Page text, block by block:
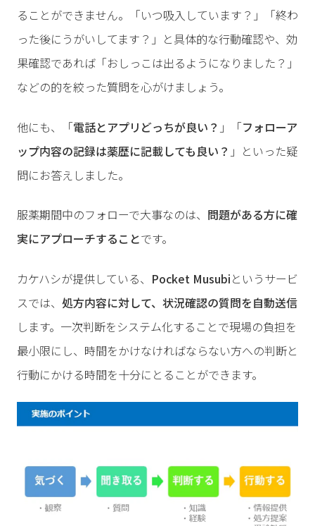
ることができません。「いつ吸入しています？」「終わ
った後にうがいしてます？」と具体的な行動確認や、効
果確認であれば「おしっこは出るようになりました？」
などの的を絞った質問を心がけましょう。
他にも、「電話とアプリどっちが良い？ 」「フォローア
ップ内容の記録は薬歴に記載しても良い？ 」といった疑
問にお答えしました。
服薬期間中のフォローで大事なのは、 問題がある方に確
実にアプローチすることです。
カケハシが提供している、 Pocket Musubiというサービ
スでは、 処方内容に対して、状況確認の質問を自動送信
します。一次判断をシステム化することで現場の負担を
最小限にし、時間をかけなければならない方への判断と
行動にかける時間を十分にとることができます。